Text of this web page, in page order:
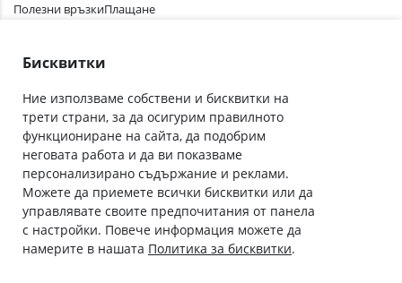
Полезни връзки
Общи условия
Плащане
Абонирай се за нашия бюлетин
С абонамента се съгласявам сПолитиката за лични данни.
Онлайн аптека, част от аптеки „Ванчева“
Бисквитки
Ние използваме собствени и бисквитки на
трети страни, за да осигурим правилното
функциониране на сайта, да подобрим
неговата работа и да ви показваме
персонализирано съдържание и реклами.
Можете да приемете всички бисквитки или да
управлявате своите предпочитания от панела
с настройки. Повече информация можете да
намерите в нашата Политика за бисквитки.